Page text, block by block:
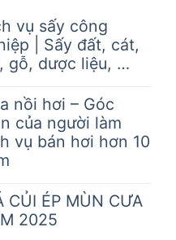
vụ sấy công
| Sấy đất, cát,
gỗ, dược liệu, …
nồi hơi – Góc
của người làm
vụ bán hơi hơn 10
CỦI ÉP MÙN CƯA
2025